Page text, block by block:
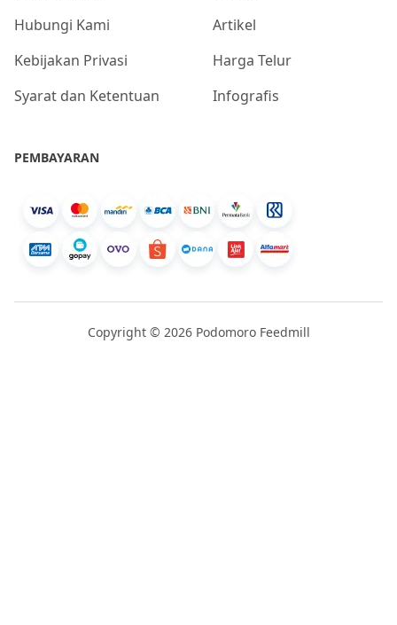
Hubungi Kami
Kebijakan Privasi
Syarat dan Ketentuan
Artikel
Harga Telur
Infografis
PEMBAYARAN
Copyright © 2026 Podomoro Feedmill